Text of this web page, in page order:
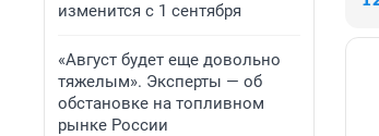
изменится с 1 сентября
«Август будет еще довольно
тяжелым». Эксперты — об
обстановке на топливном
рынке России